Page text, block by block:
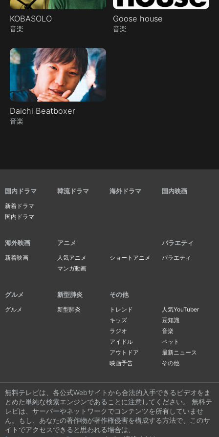
KOBASOLO
音楽
Goose house
音楽
Daichi Beatboxer
音楽
国内ドラマ
新着ドラマ
国内ドラマ
韓流ドラマ 海外ドラマ 国内映画
海外映画
新着映画
アニメ
人気アニメ
ショートアニメ
マンガ動画
バラエティ
バラエティ
グルメ
グルメ
新型肺炎
新型肺炎
その他
トレンド
人気YouTuber
キッズ
豆知識
ラジオ
音楽
アイドル
ペット
アウトドア
最新ニュース
映画予告
その他
無料テレビは、各公式Webサイトから合法的入手できるビデオをま
とめた単純な検索エンジンであることに注意してください。 無料テ
レビは、サーバーやネットワークでコンテンツを所有していませ
ん。もし、あなたの著作物が著作権侵害を構成する方法で、このサ
イトでアクセスできると思われる場合は、